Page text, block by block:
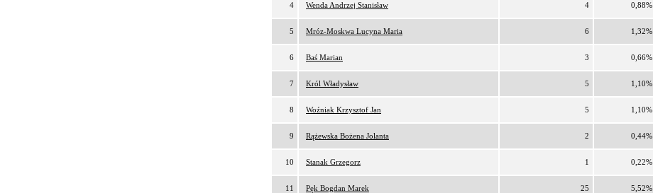
4 Wenda Andrzej Stanisław 4 0,88%
5 Mróz-Moskwa Lucyna Maria 6 1,32%
6 Baś Marian 3 0,66%
7 Król Władysław 5 1,10%
8 Woźniak Krzysztof Jan 5 1,10%
9 Rążewska Bożena Jolanta 2 0,44%
10 Stanak Grzegorz 1 0,22%
11 Pęk Bogdan Marek 25 5,52%